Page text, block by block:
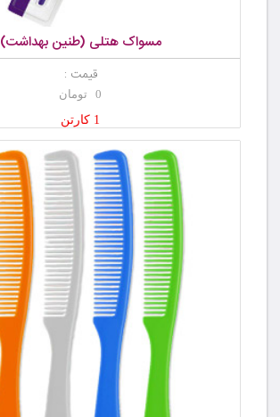
مسواک هتلی (طنین بهداشت)
قیمت :
0 تومان
1 کارتن